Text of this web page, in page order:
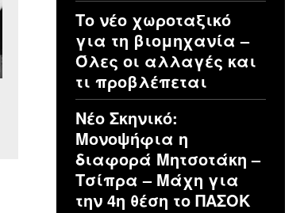
Το νέο χωροταξικό
για τη βιομηχανία –
Όλες οι αλλαγές και
τι προβλέπεται
Νέο Σκηνικό:
Μονοψήφια η
διαφορά Μητσοτάκη –
Τσίπρα – Μάχη για
την 4η θέση το ΠΑΣΟΚ